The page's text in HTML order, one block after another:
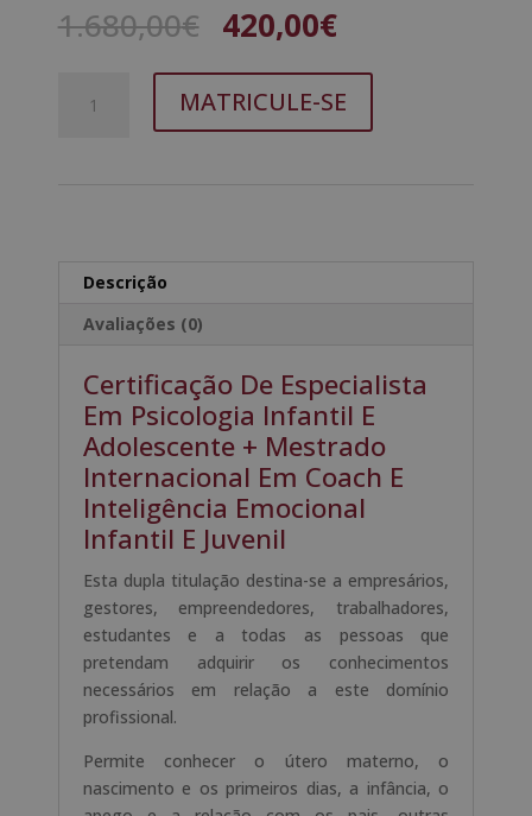
1.680,00€ O
preço
original
era:
1.680,00€.
420,00€O
preço
atual
é:
420,00€.
Infantil
Adolescente
Mestrado
Internacional
Coach
Inteligência
Emocional
Infantil
Juvenil
MATRICULE-SE
Descrição
Avaliações (0)
Certificação De Especialista
Em Psicologia Infantil E
Adolescente + Mestrado
Internacional Em Coach E
Inteligência Emocional
Infantil E Juvenil
Esta dupla titulação destina-se a empresários,
gestores, empreendedores, trabalhadores,
estudantes e a todas as pessoas que
pretendam adquirir os conhecimentos
necessários em relação a este domínio
profissional.
Permite conhecer o útero materno, o
nascimento e os primeiros dias, a infância, o